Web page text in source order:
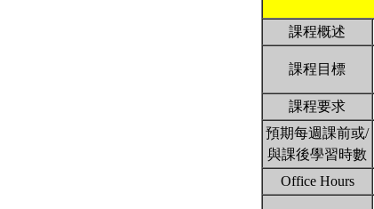
課程概述
課程目標
課程要求
預期每週課前或/
與課後學習時數
Office Hours